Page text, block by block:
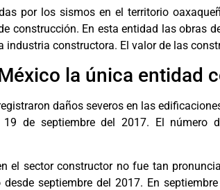
por los sismos en el territorio
construcción. En esta entidad las obras
industria constructora. El valor de las
la única entidad
daños severos en las
de septiembre del 2017. El número
el sector constructor no fue tan
septiembre del 2017. En